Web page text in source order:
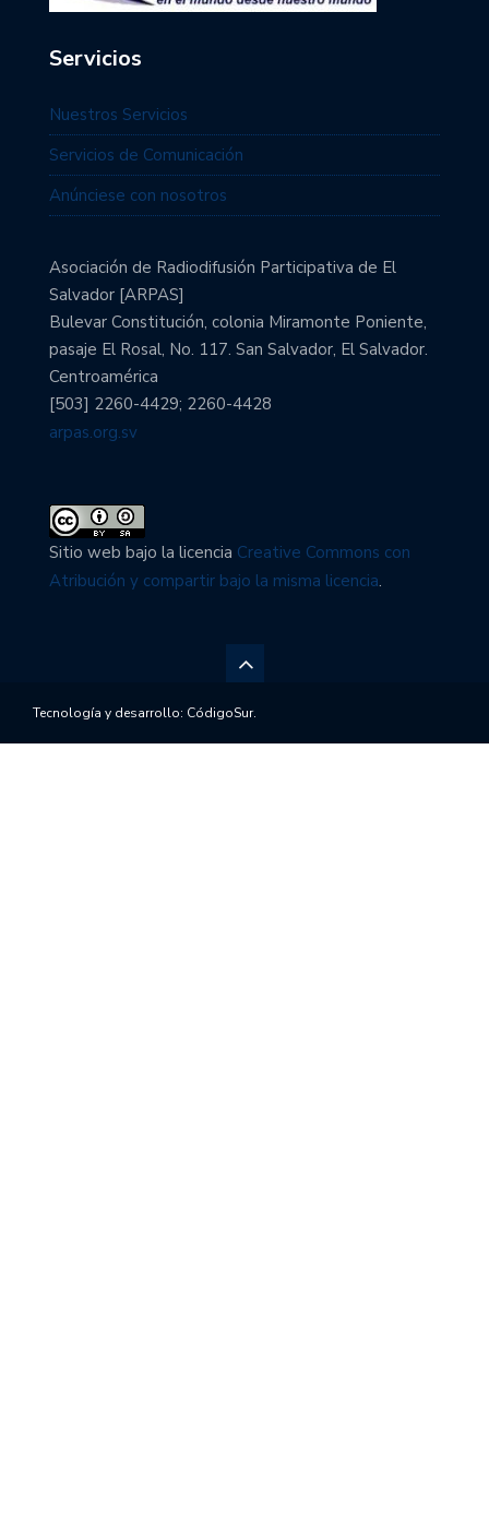
Servicios
Nuestros Servicios
Servicios de Comunicación
Anúnciese con nosotros
Asociación de Radiodifusión Participativa de El
Salvador [ARPAS]
Bulevar Constitución, colonia Miramonte Poniente,
pasaje El Rosal, No. 117. San Salvador, El Salvador.
Centroamérica
[503] 2260-4429; 2260-4428
arpas.org.sv
Sitio web bajo la licencia Creative Commons con
Atribución y compartir bajo la misma licencia.
Tecnología y desarrollo: CódigoSur.